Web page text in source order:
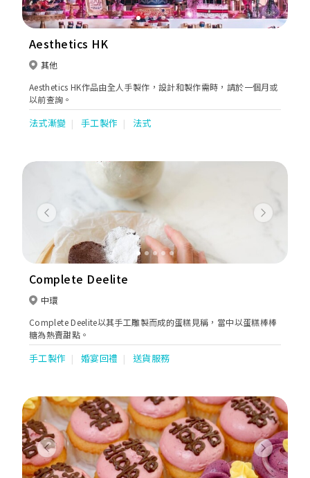
Aesthetics HK
其他
Aesthetics HK作品由全人手製作，設計和製作需時，請於一個月或
以前查詢。
法式漸變 手工製作 法式
Previous Next
Complete Deelite
中環
Complete Deelite以其手工雕製而成的蛋糕見稱，當中以蛋糕棒棒
糖為熱賣甜點。
手工製作 婚宴回禮 送貨服務
Previous Next